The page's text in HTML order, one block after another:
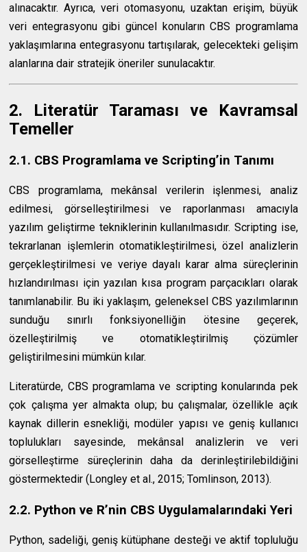
alınacaktır. Ayrıca, veri otomasyonu, uzaktan erişim, büyük
veri entegrasyonu gibi güncel konuların CBS programlama
yaklaşımlarına entegrasyonu tartışılarak, gelecekteki gelişim
alanlarına dair stratejik öneriler sunulacaktır.
2. Literatür Taraması ve Kavramsal
Temeller
2.1. CBS Programlama ve Scripting’in Tanımı
CBS programlama, mekânsal verilerin işlenmesi, analiz
edilmesi, görselleştirilmesi ve raporlanması amacıyla
yazılım geliştirme tekniklerinin kullanılmasıdır. Scripting ise,
tekrarlanan işlemlerin otomatikleştirilmesi, özel analizlerin
gerçekleştirilmesi ve veriye dayalı karar alma süreçlerinin
hızlandırılması için yazılan kısa program parçacıkları olarak
tanımlanabilir. Bu iki yaklaşım, geleneksel CBS yazılımlarının
sunduğu sınırlı fonksiyonelliğin ötesine geçerek,
özelleştirilmiş ve otomatikleştirilmiş çözümler
geliştirilmesini mümkün kılar.
Literatürde, CBS programlama ve scripting konularında pek
çok çalışma yer almakta olup; bu çalışmalar, özellikle açık
kaynak dillerin esnekliği, modüler yapısı ve geniş kullanıcı
toplulukları sayesinde, mekânsal analizlerin ve veri
görselleştirme süreçlerinin daha da derinleştirilebildiğini
göstermektedir (Longley et al., 2015; Tomlinson, 2013).
2.2. Python ve R’nin CBS Uygulamalarındaki Yeri
Python, sadeliği, geniş kütüphane desteği ve aktif topluluğu